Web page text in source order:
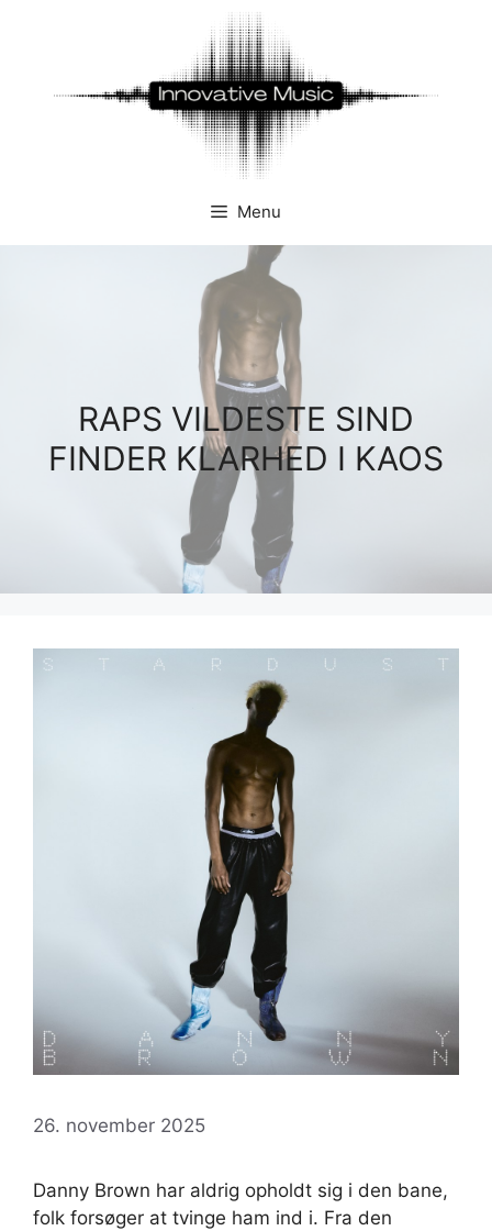
Menu
RAPS VILDESTE SIND
FINDER KLARHED I KAOS
26. november 2025
Danny Brown har aldrig opholdt sig i den bane,
folk forsøger at tvinge ham ind i. Fra den